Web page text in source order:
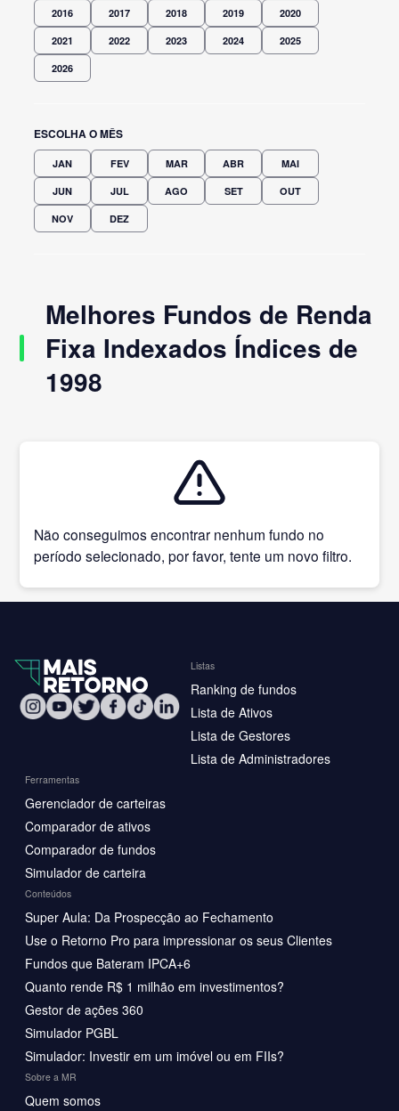
2016 2017 2018 2019 2020
2021 2022 2023 2024 2025
2026
ESCOLHA O MÊS
JAN FEV MAR ABR MAI
JUN JUL AGO SET OUT
NOV DEZ
Melhores Fundos de Renda
Fixa Indexados Índices de
1998
Não conseguimos encontrar nenhum fundo no
período selecionado, por favor, tente um novo filtro.
Listas
Ranking de fundos
Lista de Ativos
Lista de Gestores
Lista de Administradores
Ferramentas
Gerenciador de carteiras
Comparador de ativos
Comparador de fundos
Simulador de carteira
Conteúdos
Super Aula: Da Prospecção ao Fechamento
Use o Retorno Pro para impressionar os seus Clientes
Fundos que Bateram IPCA+6
Quanto rende R$ 1 milhão em investimentos?
Gestor de ações 360
Simulador PGBL
Simulador: Investir em um imóvel ou em FIIs?
Sobre a MR
Quem somos